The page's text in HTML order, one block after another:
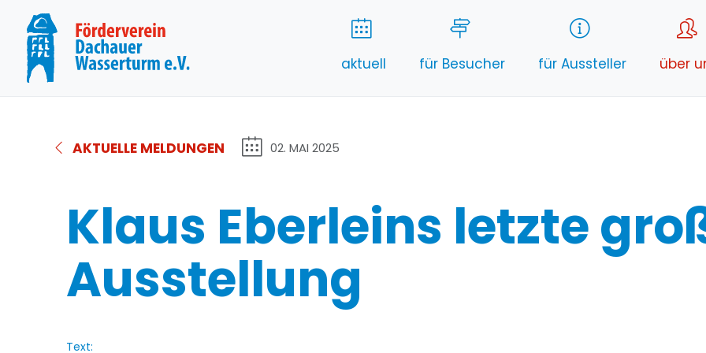
aktuell für Besucher für Aussteller über
AKTUELLE MELDUNGEN 02. MAI 2025
Klaus Eberleins letzte
Ausstellung
Text: